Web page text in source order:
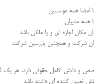
امضا همه موسسین
همه مدیران
اجاره ای و یا ملکی باشد
شرکت و همچنین بازرسین شرکت
و دانش کامل حقوقی دارد. هر یک از
تعیین کننده ای داشته باشد